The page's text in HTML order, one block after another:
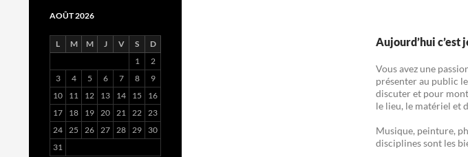
Aujourd’hui c’est
Vous avez une
présenter au public
discuter et pour
le lieu, le matériel et
Musique, peinture,
disciplines sont les
AOÛT 2026
L M M J V S
D
1
2
3
4 5 6 7 8
9
10
11 12 13 14 15
16
17
18 19 20 21 22 23
24 25 26 27 28 29
30
31